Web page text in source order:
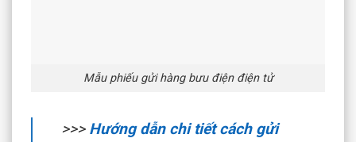
Mẫu phiếu gửi hàng bưu điện điện tử
>>> Hướng dẫn chi tiết cách gửi